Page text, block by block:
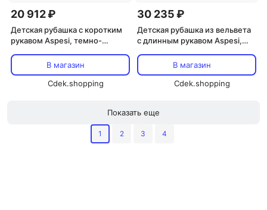
20 912 ₽
Детская рубашка с коротким
рукавом Aspesi, темно-
В магазин
Cdek.shopping
30 235 ₽
Детская рубашка из вельвета
с длинным рукавом Aspesi,
В магазин
Cdek.shopping
Показать еще
1 2 3 4